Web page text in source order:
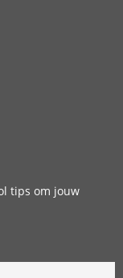
tips om jouw